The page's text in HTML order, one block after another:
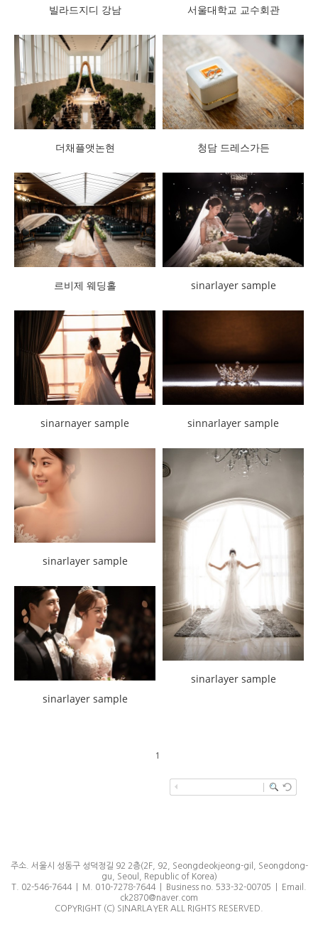
빌라드지디 강남 서울대학교 교수회관
더채플앳논현 청담 드레스가든
르비제 웨딩홀 sinarlayer sample
sinarnayer sample sinnarlayer sample
sinarlayer sample
sinarlayer sample
sinarlayer sample
1
주소. 서울시 성동구 성덕정길 92 2층(2F, 92, Seongdeokjeong-gil, Seongdong-
gu, Seoul, Republic of Korea)
T. 02-546-7644 | M. 010-7278-7644 | Business no. 533-32-00705 | Email.
ck2870@naver.com
COPYRIGHT (C) SINARLAYER ALL RIGHTS RESERVED.